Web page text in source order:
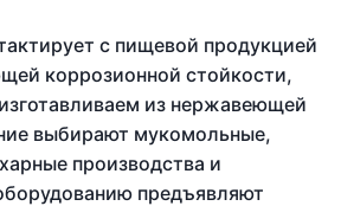
с пищевой продукцией
коррозионной стойкости,
из нержавеющей
выбирают мукомольные,
производства и
предъявляют